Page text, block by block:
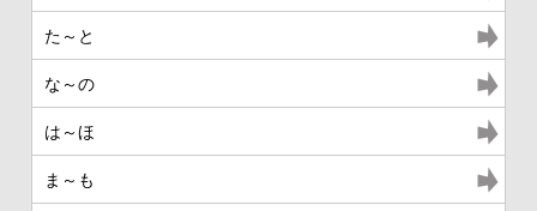
た～と
な～の
は～ほ
ま～も